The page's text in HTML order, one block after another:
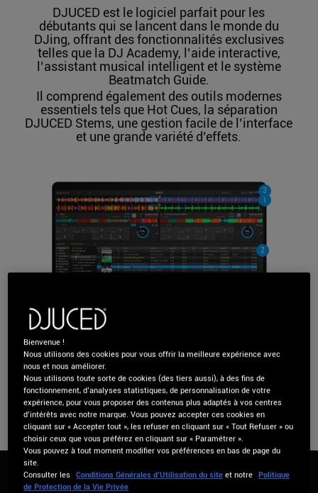
DJUCED est le logiciel parfait pour les
débutants qui se lancent dans le monde du
DJing, offrant des fonctionnalités exclusives
telles que la DJ Academy, l’aide interactive,
l’assistant musical intelligent et le système
Beatmatch Guide.
Il comprend également des outils modernes
essentiels tels que Hot Cues, la séparation
DJUCED Stems, une gestion facile de l’interface
et une grande variété d’effets.
1
2
3
Disponible en 14 langues.
Pour macOS et Windows
Bienvenue !
Nous utilisons des cookies pour vous offrir la meilleure expérience avec
nous et nous améliorer.
Nous utilisons toute sorte de cookies (des tiers aussi), à des fins de
fonctionnement, d’analyses statistiques, de personnalisation de votre
expérience, pour vous proposer des contenus plus adaptés à vos centres
d’intérêts avec notre marque. Vous pouvez accepter ces cookies en
cliquant sur « Accepter tout », les refuser en cliquant sur « Tout Refuser » ou
choisir ceux que vous préférez en cliquant sur « Paramétrer ».
Vous pouvez à tout moment modifier vos préférences en bas de page du
site.
Consulter les Conditions Générales d’Utilisation du site et notre Politique
de Protection de la Vie Privée